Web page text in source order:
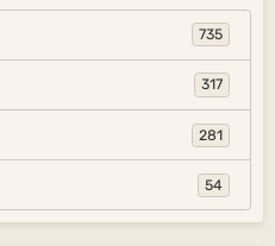
735
317
281
54